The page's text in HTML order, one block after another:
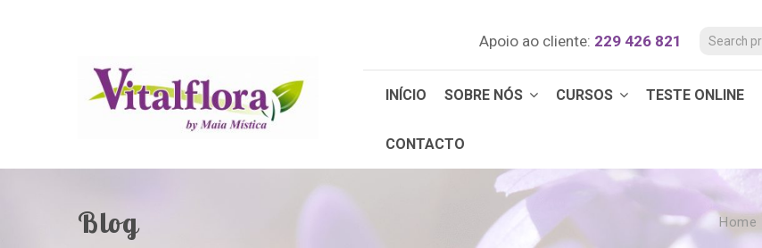
Apoio ao cliente: 229 426 821
INÍCIO SOBRE NÓS CURSOS TESTE ONLINE
CONTACTO
Blog Home